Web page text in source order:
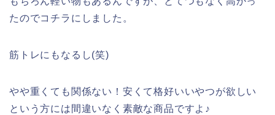
たのでコチラにしました。
筋トレにもなるし(笑)
やや重くても関係ない！安くて格好いいやつが欲しい
という方には間違いなく素敵な商品ですよ♪